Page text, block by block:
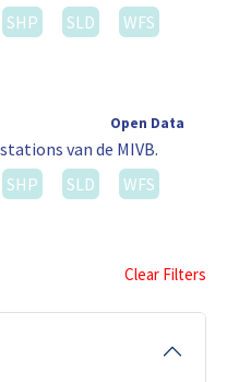
SHP SLD
WFS
Open Data
van de MIVB.
SHP SLD
WFS
Clear Filters